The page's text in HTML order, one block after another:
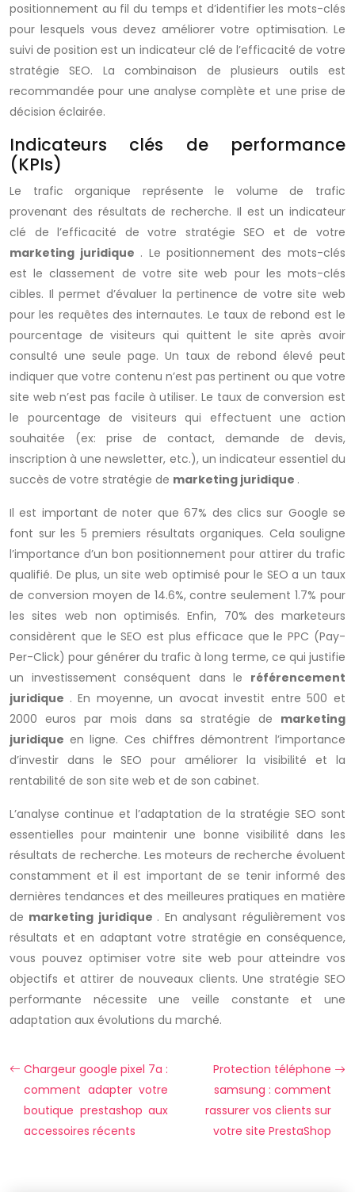
positionnement au fil du temps et d’identifier les mots-clés
pour lesquels vous devez améliorer votre optimisation. Le
suivi de position est un indicateur clé de l’efficacité de votre
stratégie SEO. La combinaison de plusieurs outils est
recommandée pour une analyse complète et une prise de
décision éclairée.
Indicateurs clés de performance
(KPIs)
Le trafic organique représente le volume de trafic
provenant des résultats de recherche. Il est un indicateur
clé de l’efficacité de votre stratégie SEO et de votre
marketing juridique . Le positionnement des mots-clés
est le classement de votre site web pour les mots-clés
cibles. Il permet d’évaluer la pertinence de votre site web
pour les requêtes des internautes. Le taux de rebond est le
pourcentage de visiteurs qui quittent le site après avoir
consulté une seule page. Un taux de rebond élevé peut
indiquer que votre contenu n’est pas pertinent ou que votre
site web n’est pas facile à utiliser. Le taux de conversion est
le pourcentage de visiteurs qui effectuent une action
souhaitée (ex: prise de contact, demande de devis,
inscription à une newsletter, etc.), un indicateur essentiel du
succès de votre stratégie de marketing juridique .
Il est important de noter que 67% des clics sur Google se
font sur les 5 premiers résultats organiques. Cela souligne
l’importance d’un bon positionnement pour attirer du trafic
qualifié. De plus, un site web optimisé pour le SEO a un taux
de conversion moyen de 14.6%, contre seulement 1.7% pour
les sites web non optimisés. Enfin, 70% des marketeurs
considèrent que le SEO est plus efficace que le PPC (Pay-
Per-Click) pour générer du trafic à long terme, ce qui justifie
un investissement conséquent dans le référencement
juridique . En moyenne, un avocat investit entre 500 et
2000 euros par mois dans sa stratégie de marketing
juridique en ligne. Ces chiffres démontrent l’importance
d’investir dans le SEO pour améliorer la visibilité et la
rentabilité de son site web et de son cabinet.
L’analyse continue et l’adaptation de la stratégie SEO sont
essentielles pour maintenir une bonne visibilité dans les
résultats de recherche. Les moteurs de recherche évoluent
constamment et il est important de se tenir informé des
dernières tendances et des meilleures pratiques en matière
de marketing juridique . En analysant régulièrement vos
résultats et en adaptant votre stratégie en conséquence,
vous pouvez optimiser votre site web pour atteindre vos
objectifs et attirer de nouveaux clients. Une stratégie SEO
performante nécessite une veille constante et une
adaptation aux évolutions du marché.
Chargeur google pixel 7a :
comment adapter votre
boutique prestashop aux
accessoires récents
Protection téléphone
samsung : comment
rassurer vos clients sur
votre site PrestaShop